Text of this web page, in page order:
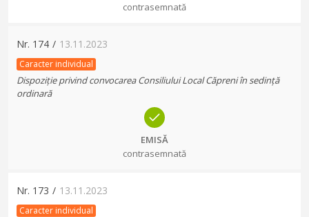
contrasemnată
Nr. 174 / 13.11.2023
Caracter individual
Dispoziție privind convocarea Consiliului Local Căpreni în sedință
ordinară
EMISĂ
contrasemnată
Nr. 173 / 13.11.2023
Caracter individual